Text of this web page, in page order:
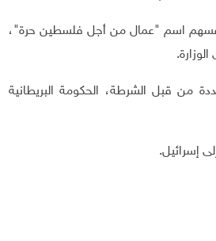
اسم "عمال من أجل فلسطين حرة"،
.
من قبل الشرطة، الحكومة البريطانية
إسرائيل.